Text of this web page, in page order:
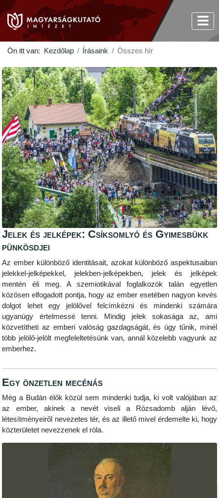
Ön itt van: Kezdőlap Írásaink Összes hír
Jelek és jelképek: Csíksomlyó és Gyimesbükk
pünkösdjei
Az ember különböző identitásait, azokat különböző aspektusaiban
jelekkel-jelképekkel, jelekben-jelképekben, jelek és jelképek
mentén éli meg. A szemiotikával foglalkozók talán egyetlen
közösen elfogadott pontja, hogy az ember esetében nagyon kevés
dolgot lehet egy jelölővel felcímkézni és mindenki számára
ugyanúgy értelmessé tenni. Mindig jelek sokasága az, ami
közvetítheti az emberi valóság gazdagságát, és úgy tűnik, minél
több jelölő-jelölt megfeleltetésünk van, annál közelebb vagyunk az
emberhez.
Egy önzetlen mecénás
Még a Budán élők közül sem mindenki tudja, ki volt valójában az
az ember, akinek a nevét viseli a Rózsadomb alján lévő,
létesítményeiről nevezetes tér, és az illető mivel érdemelte ki, hogy
közterületet nevezzenek el róla.